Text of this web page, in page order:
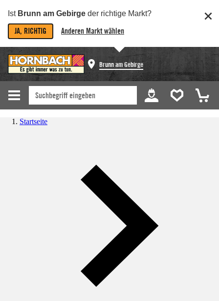
Ist Brunn am Gebirge der richtige Markt?
JA, RICHTIG Anderen Markt wählen
Brunn am Gebirge
Startseite